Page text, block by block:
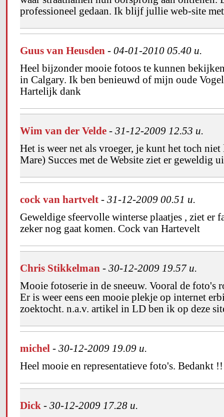
professioneel gedaan. Ik blijf jullie web-site
Guus van Heusden - 04-01-2010 05.40 u.
Heel bijzonder mooie fotoos te kunnen
in Calgary. Ik ben benieuwd of mijn oude
Hartelijk dank
Wim van der Velde - 31-12-2009 12.53 u.
Het is weer net als vroeger, je kunt het toch
Mare) Succes met de Website ziet er geweldig
cock van hartvelt - 31-12-2009 00.51 u.
Geweldige sfeervolle winterse plaatjes , ziet er
zeker nog gaat komen. Cock van Hartevelt
Chris Stikkelman - 30-12-2009 19.57 u.
Mooie fotoserie in de sneeuw. Vooral de foto's
Er is weer eens een mooie plekje op internet
zoektocht. n.a.v. artikel in LD ben ik op deze
michel - 30-12-2009 19.09 u.
Heel mooie en representatieve foto's. Bedankt
Dick - 30-12-2009 17.28 u.